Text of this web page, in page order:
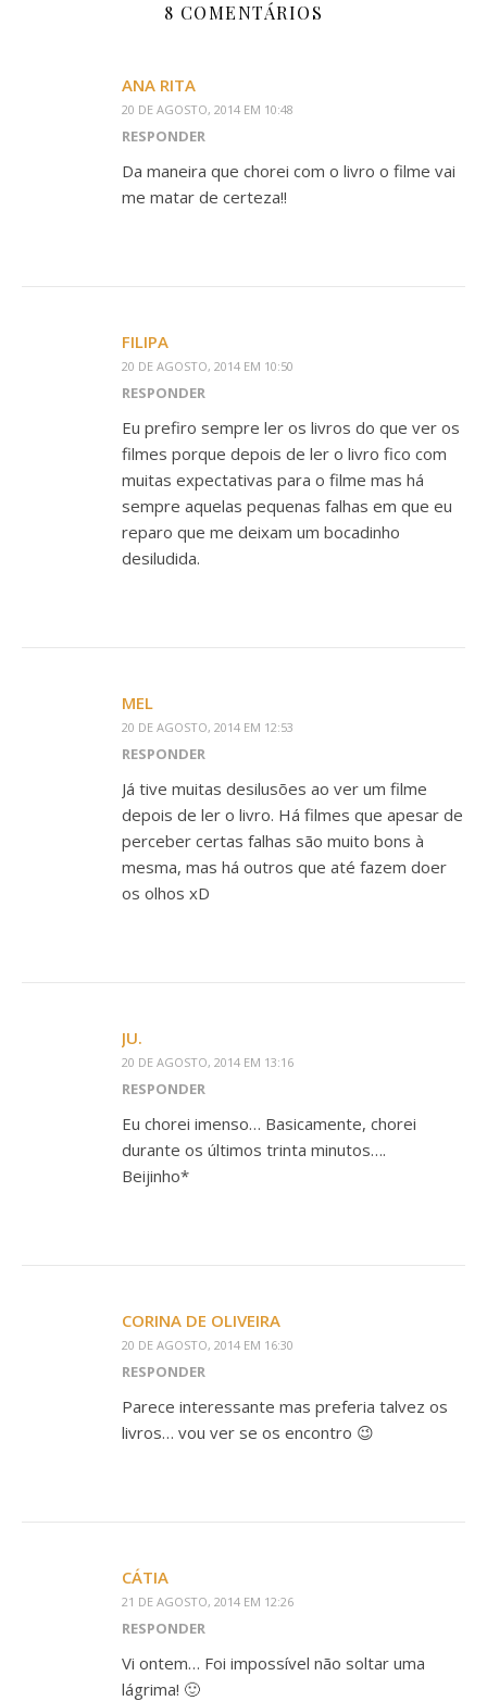
8 COMENTÁRIOS
ANA RITA
20 DE AGOSTO, 2014 EM 10:48
RESPONDER
Da maneira que chorei com o livro o filme vai
me matar de certeza!!
FILIPA
20 DE AGOSTO, 2014 EM 10:50
RESPONDER
Eu prefiro sempre ler os livros do que ver os
filmes porque depois de ler o livro fico com
muitas expectativas para o filme mas há
sempre aquelas pequenas falhas em que eu
reparo que me deixam um bocadinho
desiludida.
MEL
20 DE AGOSTO, 2014 EM 12:53
RESPONDER
Já tive muitas desilusões ao ver um filme
depois de ler o livro. Há filmes que apesar de
perceber certas falhas são muito bons à
mesma, mas há outros que até fazem doer
os olhos xD
JU.
20 DE AGOSTO, 2014 EM 13:16
RESPONDER
Eu chorei imenso… Basicamente, chorei
durante os últimos trinta minutos….
Beijinho*
CORINA DE OLIVEIRA
20 DE AGOSTO, 2014 EM 16:30
RESPONDER
Parece interessante mas preferia talvez os
livros… vou ver se os encontro 😉
CÁTIA
21 DE AGOSTO, 2014 EM 12:26
RESPONDER
Vi ontem… Foi impossível não soltar uma
lágrima! 🙂